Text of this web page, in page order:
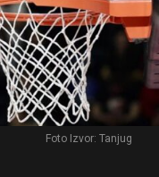
Foto Izvor: Tanjug